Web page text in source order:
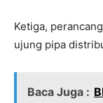
Ketiga,
ujung pipa
Baca Juga :